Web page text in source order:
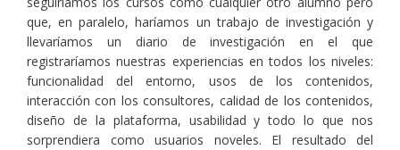
que, en paralelo, haríamos un trabajo de investigación y
llevaríamos un diario de investigación en el que
registraríamos nuestras experiencias en todos los niveles:
funcionalidad del entorno, usos de los contenidos,
interacción con los consultores, calidad de los contenidos,
diseño de la plataforma, usabilidad y todo lo que nos
sorprendiera como usuarios noveles. El resultado del